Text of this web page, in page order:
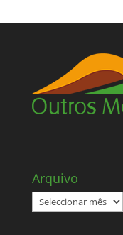
Arquivo
Arquivo